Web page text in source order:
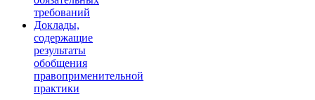
требований
Доклады,
содержащие
результаты
обобщения
правоприменительной
практики